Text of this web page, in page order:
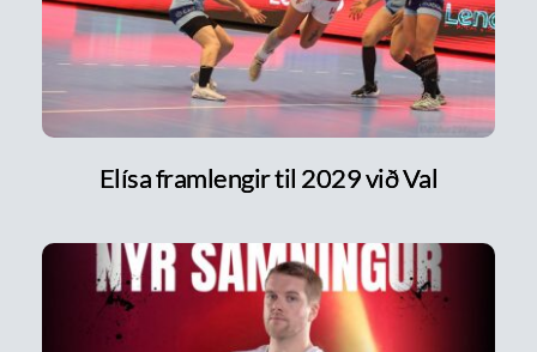
Elísa framlengir til 2029 við Val